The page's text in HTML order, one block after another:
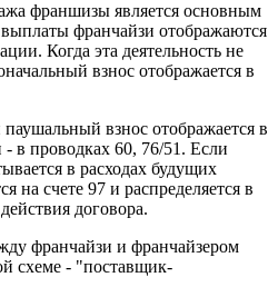
франшизы является основным
франчайзи отображаются
Когда эта деятельность не
взнос отображается в
взнос отображается в
в проводках 60, 76/51. Если
в расходах будущих
на счете 97 и распределяется в
договора.
франчайзи и франчайзером
схеме - "поставщик-